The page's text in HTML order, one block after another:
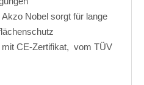
Nobel sorgt für lange
CE-Zertifikat, vom TÜV